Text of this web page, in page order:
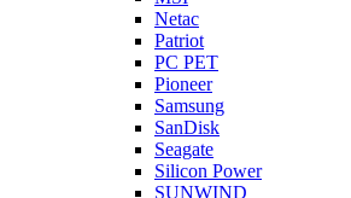
Netac
Patriot
PC PET
Pioneer
Samsung
SanDisk
Seagate
Silicon Power
SUNWIND